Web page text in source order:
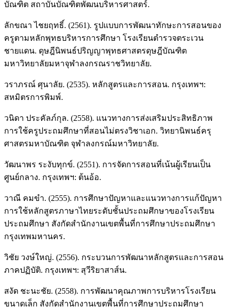
บัณฑิต สถาบันบัณฑิตพัฒนบริหารศาสตร์.
ลักขณา ไชยฤทธิ์. (2561). รูปแบบการพัฒนาทักษะการสอนของ
ครูตามหลักพุทธบริหารการศึกษา โรงเรียนตำรวจตระเวน
ชายแดน. ดุษฎีนิพนธ์ปริญญาพุทธศาสตรดุษฎีบัณฑิต
มหาวิทยาลัยมหาจุฬาลงกรณราชวิทยาลัย.
วราภรณ์ ศุนาลัย. (2535). หลักสูตรและการสอน. กรุงเทพฯ:
สหมิตรการพิมพ์.
วนิดา ประคัลภ์กุล. (2558). แนวทางการส่งเสริมประสิทธิภาพ
การใช้ครูประถมศึกษาที่สอนไม่ตรงวิชาเอก. วิทยานิพนธ์ครุ
ศาสตรมหาบัณฑิต จุฬาลงกรณ์มหาวิทยาลัย.
วัฒนาพร ระงับทุกข์. (2551). การจัดการสอนที่เน้นผู้เรียนเป็น
ศูนย์กลาง. กรุงเทพฯ: ต้นอ้อ.
วาณี คมขำ. (2555). การศึกษาปัญหาและแนวทางการแก้ปัญหา
การใช้หลักสูตรภาษาไทยระดับชั้นประถมศึกษาของโรงเรียน
ประถมศึกษา สังกัดสำนักงานเขตพื้นที่การศึกษาประถมศึกษา
กรุงเทพมหานคร.
วิชัย วงษ์ใหญ่. (2556). กระบวนการพัฒนาหลักสูตรและการสอน
ภาคปฏิบัติ. กรุงเทพฯ: สุวีริยาสาส์น.
สงัด ชะนะชัย. (2558). การพัฒนาคุณภาพการบริหารโรงเรียน
ขนาดเล็ก สังกัดสำนักงานเขตพื้นที่การศึกษาประถมศึกษา